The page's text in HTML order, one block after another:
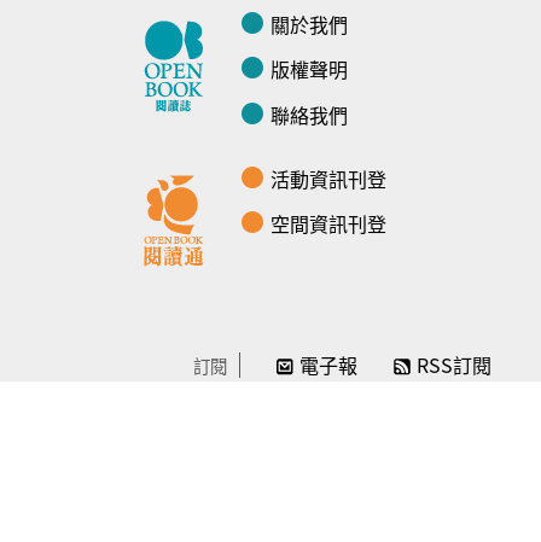
關於我們
版權聲明
聯絡我們
活動資訊刊登
空間資訊刊登
訂閱 電子報 RSS訂閱